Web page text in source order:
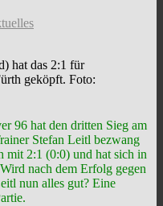
hat das 2:1 für
geköpft. Foto:
96 hat den dritten Sieg am
Stefan Leitl bezwang
mit 2:1 (0:0) und hat sich in
nach dem Erfolg gegen
nun alles gut? Eine